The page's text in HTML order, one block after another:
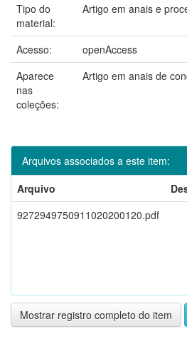
Tipo do
material:
Artigo em anais e
Acesso:
openAccess
Aparece
nas
coleções:
Artigo em anais de
Arquivos associados a este item:
Arquivo
9272949750911020200120.pdf
Mostrar registro completo do item